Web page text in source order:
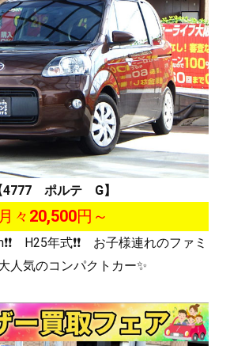
4777 ポルテ G】
月々 20,500円～
H25年式❗❗ お子様連れのファミ
人気のコンパクトカー✨